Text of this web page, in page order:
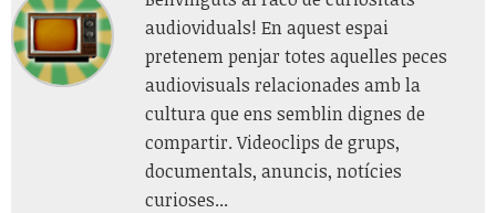
audioviduals! En aquest espai
pretenem penjar totes aquelles peces
audiovisuals relacionades amb la
cultura que ens semblin dignes de
compartir. Videoclips de grups,
documentals, anuncis, notícies
curioses...